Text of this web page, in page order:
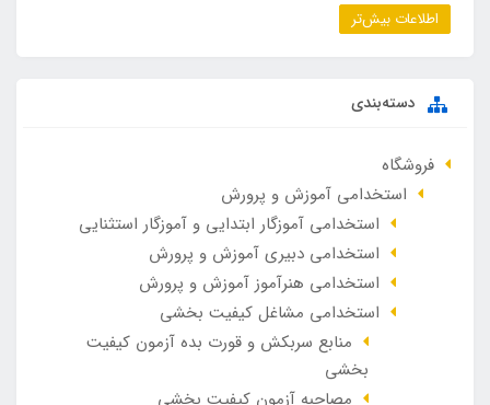
اطلاعات بیش‌تر
دسته‌بندی
فروشگاه
استخدامی آموزش و پرورش
استخدامی آموزگار ابتدایی و آموزگار استثنایی
استخدامی دبیری آموزش و پرورش
استخدامی هنرآموز آموزش و پرورش
استخدامی مشاغل کیفیت بخشی
منابع سربکش و قورت بده آزمون کیفیت
بخشی
مصاحبه آزمون کیفیت بخشی